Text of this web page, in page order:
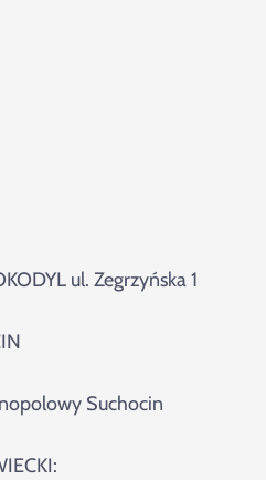
ul. Zegrzyńska 1
Suchocin